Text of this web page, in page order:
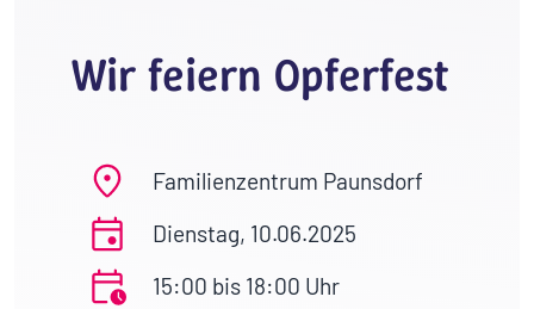
Wir feiern Opferfest
Familienzentrum Paunsdorf
Dienstag, 10.06.2025
15:00 bis 18:00 Uhr